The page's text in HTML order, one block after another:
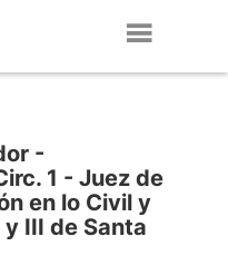
-
1 - Juez de
en lo Civil y
III de Santa